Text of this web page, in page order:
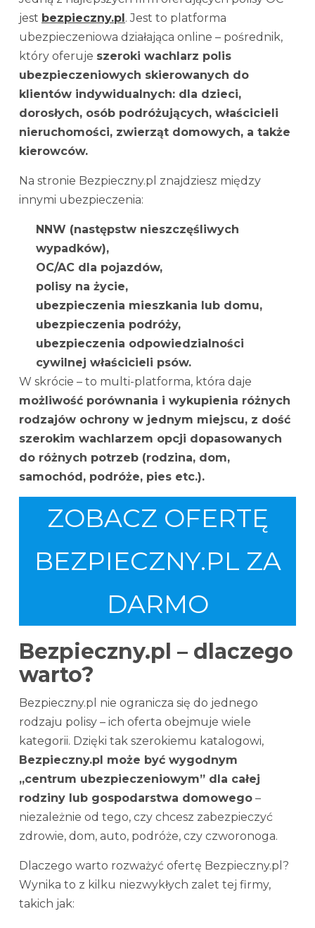
jest bezpieczny.pl . Jest to platforma
ubezpieczeniowa działająca online – pośrednik,
który oferuje szeroki wachlarz polis
ubezpieczeniowych skierowanych do
klientów indywidualnych: dla dzieci,
dorosłych, osób podróżujących, właścicieli
nieruchomości, zwierząt domowych, a także
kierowców.
Na stronie Bezpieczny.pl znajdziesz między
innymi ubezpieczenia:
NNW (następstw nieszczęśliwych
wypadków),
OC/AC dla pojazdów,
polisy na życie,
ubezpieczenia mieszkania lub domu,
ubezpieczenia podróży,
ubezpieczenia odpowiedzialności
cywilnej właścicieli psów.
W skrócie – to multi-platforma, która daje
możliwość porównania i wykupienia różnych
rodzajów ochrony w jednym miejscu, z dość
szerokim wachlarzem opcji dopasowanych
do różnych potrzeb (rodzina, dom,
samochód, podróże, pies etc.).
ZOBACZ OFERTĘ
BEZPIECZNY.PL ZA
DARMO
Bezpieczny.pl – dlaczego
warto?
Bezpieczny.pl nie ogranicza się do jednego
rodzaju polisy – ich oferta obejmuje wiele
kategorii. Dzięki tak szerokiemu katalogowi,
Bezpieczny.pl może być wygodnym
„centrum ubezpieczeniowym” dla całej
rodziny lub gospodarstwa domowego –
niezależnie od tego, czy chcesz zabezpieczyć
zdrowie, dom, auto, podróże, czy czworonoga.
Dlaczego warto rozważyć ofertę Bezpieczny.pl?
Wynika to z kilku niezwykłych zalet tej firmy,
takich jak: